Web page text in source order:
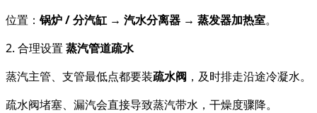
位置：锅炉 / 分汽缸 → 汽水分离器 → 蒸发器加热室。
2. 合理设置 蒸汽管道疏水
蒸汽主管、支管最低点都要装疏水阀 ，及时排走沿途冷凝水。
疏水阀堵塞、漏汽会直接导致蒸汽带水，干燥度骤降。